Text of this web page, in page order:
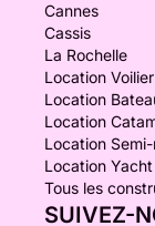
Cannes
Cassis
La Rochelle
Location Voilier
Location
Location
Location
Location Yacht
Tous les
SUIVEZ-